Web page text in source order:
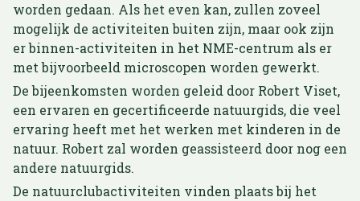
worden gedaan. Als het even kan, zullen zoveel
mogelijk de activiteiten buiten zijn, maar ook zijn
er binnen-activiteiten in het NME-centrum als er
met bijvoorbeeld microscopen worden gewerkt.
De bijeenkomsten worden geleid door Robert Viset,
een ervaren en gecertificeerde natuurgids, die veel
ervaring heeft met het werken met kinderen in de
natuur. Robert zal worden geassisteerd door nog een
andere natuurgids.
De natuurclubactiviteiten vinden plaats bij het